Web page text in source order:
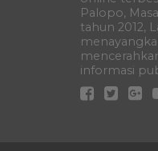
Palopo,
tahun 2012,
informasi